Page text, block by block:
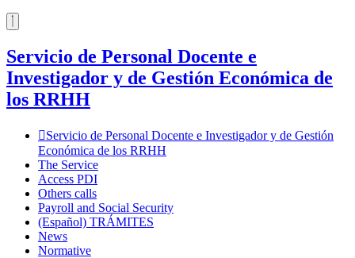
Servicio de Personal Docente e
Investigador y de Gestión Económica de
los RRHH
Servicio de Personal Docente e Investigador y de Gestión
Económica de los RRHH
The Service
Access PDI
Others calls
Payroll and Social Security
(Español) TRÁMITES
News
Normative